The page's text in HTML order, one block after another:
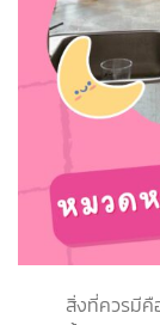
สิ่งที่ควรมีคือ ผ